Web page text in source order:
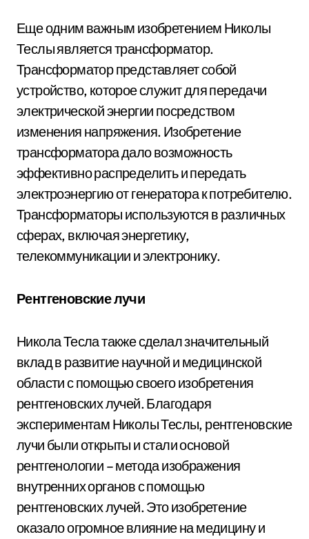
Еще одним важным изобретением Николы
Теслы является трансформатор.
Трансформатор представляет собой
устройство, которое служит для передачи
электрической энергии посредством
изменения напряжения. Изобретение
трансформатора дало возможность
эффективно распределить и передать
электроэнергию от генератора к потребителю.
Трансформаторы используются в различных
сферах, включая энергетику,
телекоммуникации и электронику.
Рентгеновские лучи
Никола Тесла также сделал значительный
вклад в развитие научной и медицинской
области с помощью своего изобретения
рентгеновских лучей. Благодаря
экспериментам Николы Теслы, рентгеновские
лучи были открыты и стали основой
рентгенологии – метода изображения
внутренних органов с помощью
рентгеновских лучей. Это изобретение
оказало огромное влияние на медицину и